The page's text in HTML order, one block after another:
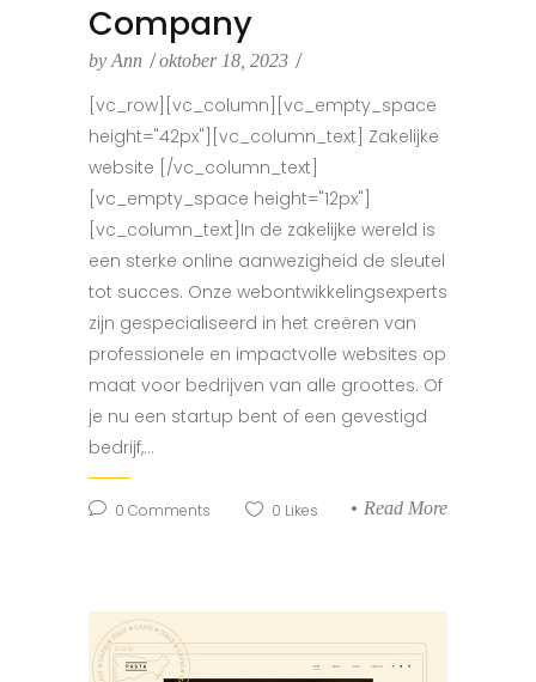
Company
by Ann oktober 18, 2023
[vc_row][vc_column][vc_empty_space
height="42px"][vc_column_text] Zakelijke
website [/vc_column_text]
[vc_empty_space height="12px"]
[vc_column_text]In de zakelijke wereld is
een sterke online aanwezigheid de sleutel
tot succes. Onze webontwikkelingsexperts
zijn gespecialiseerd in het creëren van
professionele en impactvolle websites op
maat voor bedrijven van alle groottes. Of
je nu een startup bent of een gevestigd
bedrijf,...
0 Comments 0 Likes Read More